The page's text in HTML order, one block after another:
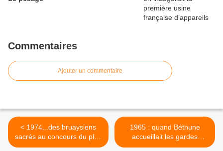
Commentaires
Ajouter un commentaire
< 1974...des bruaysiens
sacrés au concours du plus
beau couple
1965 : quand Béthune
accueillait les gardes
d'honneur de Notre-dame